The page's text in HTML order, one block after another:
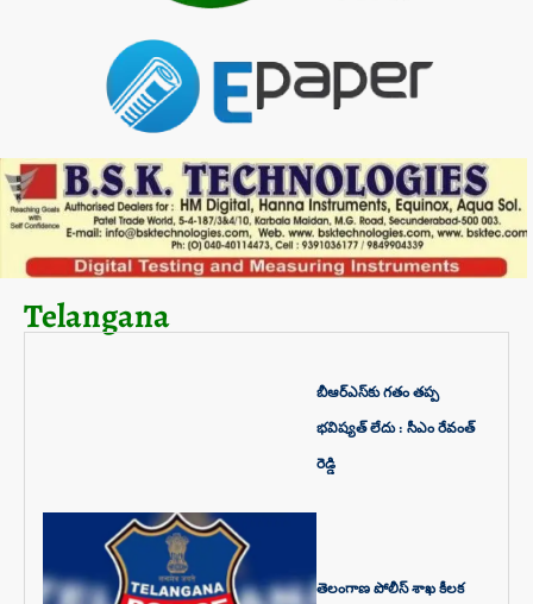
Telangana
బీఆర్ఎస్‌కు గతం తప్ప
భవిష్యత్‌ లేదు : సీఎం రేవంత్‌
రెడ్డి
తెలంగాణ పోలీస్ శాఖ కీలక